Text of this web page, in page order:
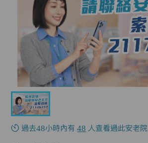
過去48小時內有48 人查看過此安老院